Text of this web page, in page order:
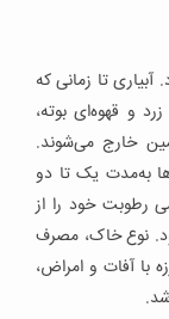
آبیاری تا زمانی که
و قهوه‌ای بوته،
خارج می‌شوند.
به‌مدت یک تا دو
رطوبت خود را از
نوع خاک، مصرف
با آفات و امراض،